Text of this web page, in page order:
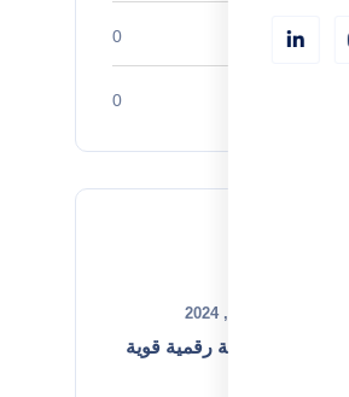
0
0
كيف تبني هوية رقمية قوية